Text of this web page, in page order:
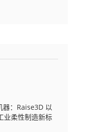
器：Raise3D 以
业柔性制造新标